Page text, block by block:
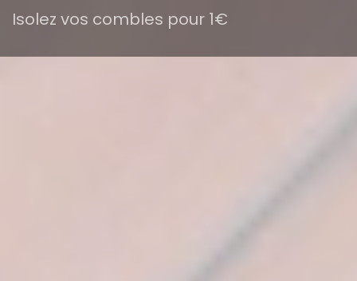
Isolez vos combles pour 1€